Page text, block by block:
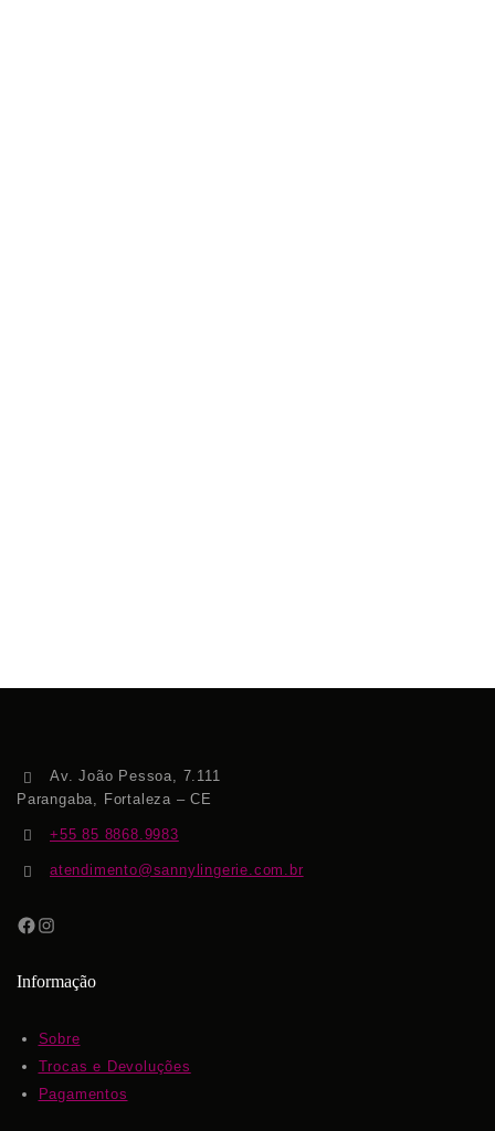
Av. João Pessoa, 7.111
Parangaba, Fortaleza – CE
+55 85 8868.9983
atendimento@sannylingerie.com.br
Informação
Sobre
Trocas e Devoluções
Pagamentos